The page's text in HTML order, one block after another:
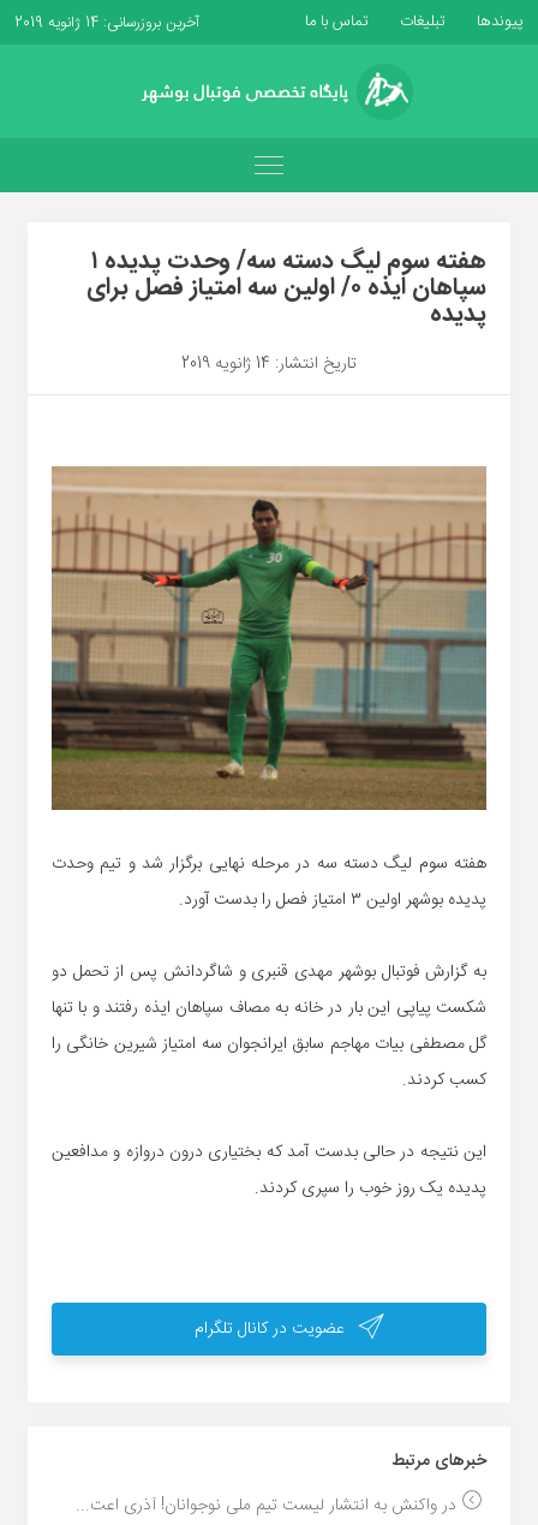
پیوندها تبلیغات تماس با ما آخرین بروزرسانی: 14 ژانویه 2019
هفته سوم لیگ دسته سه/ وحدت پدیده ۱
سپاهان ایذه ۰/ اولین سه امتیاز فصل برای
پدیده
تاریخ انتشار: 14 ژانویه 2019
هفته سوم لیگ دسته سه در مرحله نهایی برگزار شد و تیم وحدت
پدیده بوشهر اولین ۳ امتیاز فصل را بدست آورد.
به گزارش فوتبال بوشهر مهدی قنبری و شاگردانش پس از تحمل دو
شکست پیاپی این بار در خانه به مصاف سپاهان ایذه رفتند و با تنها
گل مصطفی بیات مهاجم سابق ایرانجوان سه امتیاز شیرین خانگی را
کسب کردند.
این نتیجه در حالی بدست آمد که بختیاری درون دروازه و مدافعین
پدیده یک روز خوب را سپری کردند.
عضویت در کانال تلگرام
خبر‌های مرتبط
در واکنش به انتشار لیست تیم ملی نوجوانان! آذری اعت...